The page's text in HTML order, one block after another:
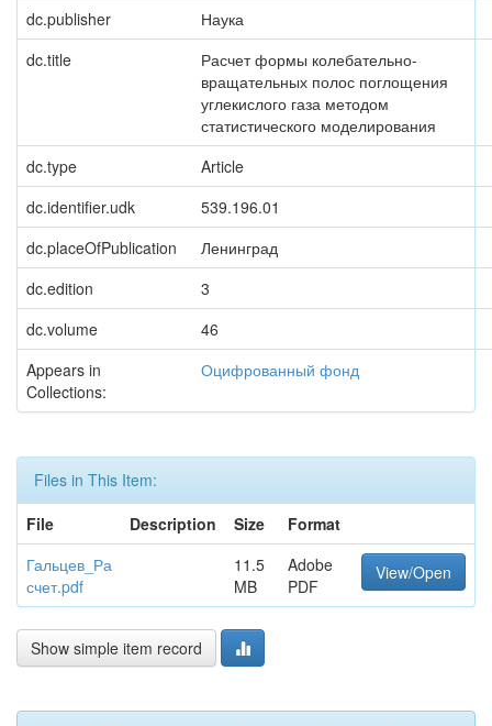
dc.publisher
Наука
dc.title
Расчет формы колебательно-
вращательных полос поглощения
углекислого газа методом
статистического моделирования
dc.type
Article
dc.identifier.udk
539.196.01
dc.placeOfPublication
Ленинград
dc.edition
3
dc.volume
46
Appears in
Collections:
Оцифрованный фонд
Files in This Item:
File
Description Size
Format
Гальцев_Ра
счет.pdf
11.5
MB
Adobe
PDF
View/Open
Show simple item record